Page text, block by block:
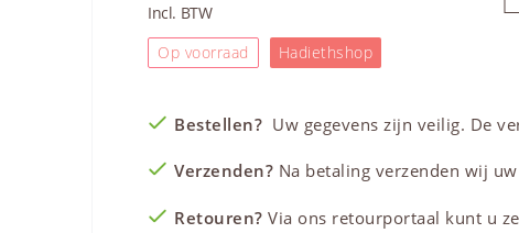
Incl. BTW
Op voorraad
Hadiethshop
Bestellen? Uw gegevens zijn veilig. De
Verzenden? Na betaling verzenden wij
Retouren? Via ons retourportaal kunt u